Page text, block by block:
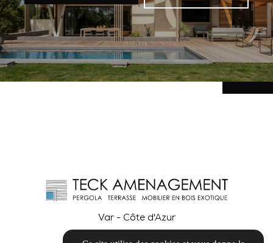
Var - Côte d'Azur